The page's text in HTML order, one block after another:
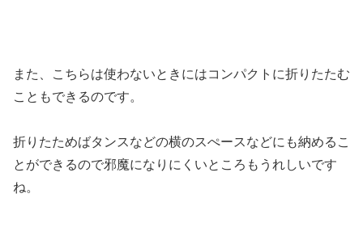
また、こちらは使わないときにはコンパクトに折りたたむ
こともできるのです。
折りたためばタンスなどの横のスぺースなどにも納めるこ
とができるので邪魔になりにくいところもうれしいです
ね。